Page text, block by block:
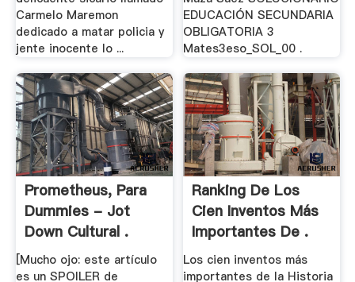
Carmelo Maremon
dedicado a matar policia y
jente inocente lo ...
EDUCACIÓN SECUNDARIA
OBLIGATORIA 3
Mates3eso_SOL_00 .
Prometheus, Para
Dummies - Jot
Down Cultural .
[Mucho ojo: este artículo
es un SPOILER de
Ranking De Los
Cien Inventos Más
Importantes De .
Los cien inventos más
importantes de la Historia